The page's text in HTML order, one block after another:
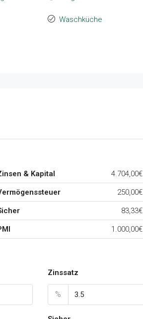
Waschküche
& Kapital 4.704,00€
250,00€
83,33€
1.000,00€
Zinssatz
%